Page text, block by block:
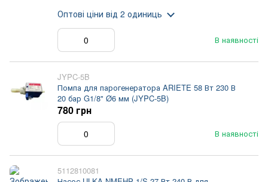
В наявності
Оптові ціни від 2 одиниць
JYPC-5B
Помпа для парогенератора ARIETE 58 Вт 230 В
20 бар G1/8" Ø6 мм (JYPC-5B)
В наявності
780 грн
5112810081